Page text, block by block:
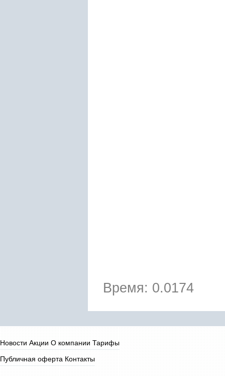
Время: 0.0174
Новости Акции О компании Тарифы
Публичная оферта Контакты